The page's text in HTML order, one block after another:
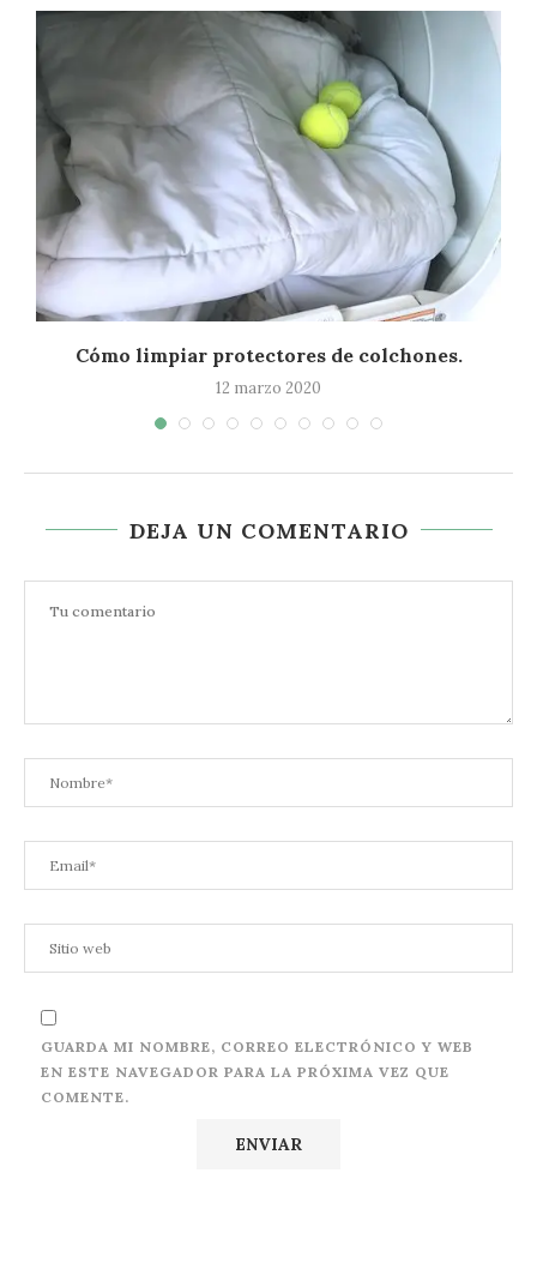
Cómo limpiar protectores de colchones.
12 marzo 2020
DEJA UN COMENTARIO
GUARDA MI NOMBRE, CORREO ELECTRÓNICO Y WEB
EN ESTE NAVEGADOR PARA LA PRÓXIMA VEZ QUE
COMENTE.